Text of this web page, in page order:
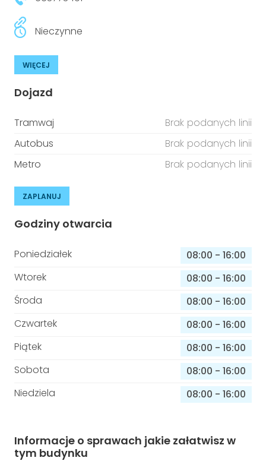
Nieczynne
WIĘCEJ
Dojazd
Tramwaj
Brak podanych linii
Autobus
Brak podanych linii
Metro
Brak podanych linii
ZAPLANUJ
Godziny otwarcia
Poniedziałek 08:00 - 16:00
Wtorek
08:00 - 16:00
Środa
08:00 - 16:00
Czwartek
08:00 - 16:00
Piątek
08:00 - 16:00
Sobota
08:00 - 16:00
Niedziela
08:00 - 16:00
Informacje o sprawach jakie załatwisz w
tym budynku